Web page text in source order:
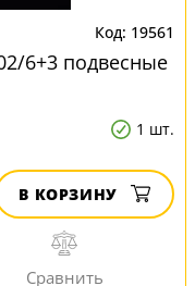
19561
6+3 подвесные
1 шт.
В КОРЗИНУ